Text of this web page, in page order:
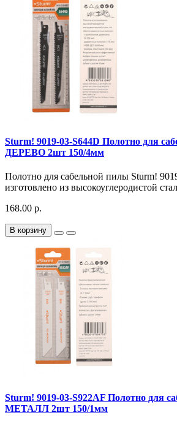
Sturm! 9019-03-S644D Полотно для
ДЕРЕВО 2шт 150/4мм
Полотно для сабельной пилы Sturm!
изготовлено из высокоуглеродистой
168.00 р.
В корзину
Sturm! 9019-03-S922AF Полотно для
МЕТАЛЛ 2шт 150/1мм